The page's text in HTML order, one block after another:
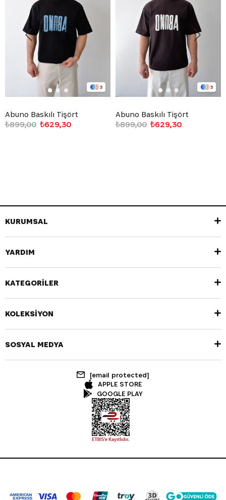
3
Abuno Baskılı Tişört
₺629,30
₺899,00
3
Abuno Baskılı Tişört
₺629,30
₺899,00
KURUMSAL
YARDIM
KATEGORİLER
KOLEKSİYON
SOSYAL MEDYA
[email protected]
APPLE STORE
GOOGLE PLAY